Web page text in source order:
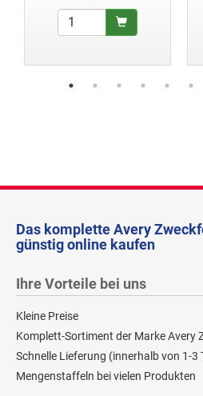
Das komplette Avery
günstig online kaufen
Ihre Vorteile bei uns
Kleine Preise
Komplett-Sortiment der Marke Avery
Schnelle Lieferung (innerhalb von 1-3
Mengenstaffeln bei vielen Produkten